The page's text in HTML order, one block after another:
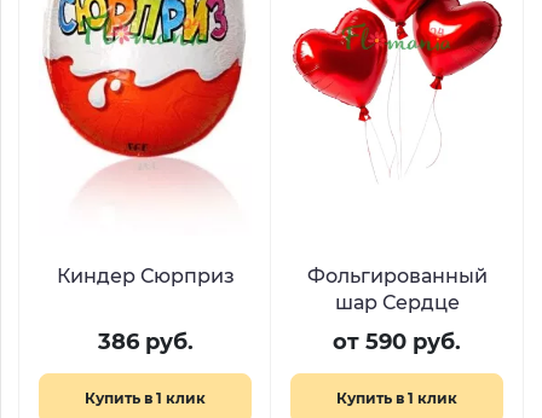
Киндер Сюрприз
386 руб.
Купить в 1 клик
Фольгированный
шар Сердце
от 590 руб.
Купить в 1 клик